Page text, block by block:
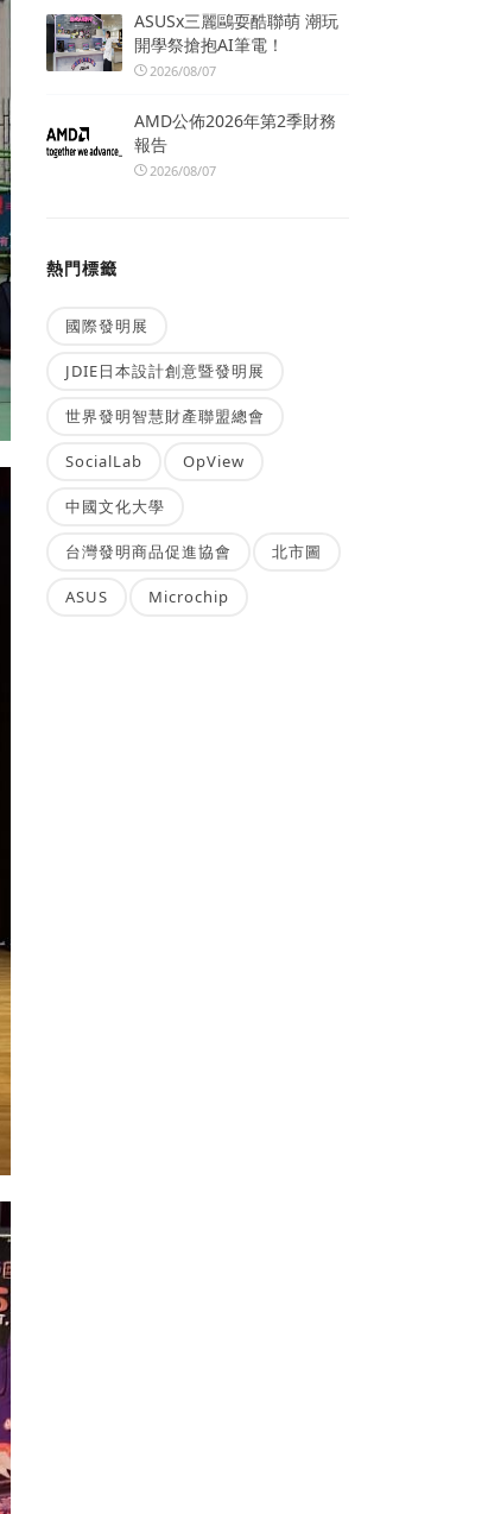
ASUSx三麗鷗耍酷聯萌 潮玩
開學祭搶抱AI筆電！
2026/08/07
AMD公佈2026年第2季財務
報告
2026/08/07
熱門標籤
國際發明展
JDIE日本設計創意暨發明展
世界發明智慧財產聯盟總會
SocialLab OpView
中國文化大學
台灣發明商品促進協會 北市圖
ASUS Microchip